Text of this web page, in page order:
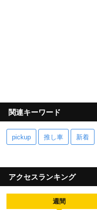
関連キーワード
pickup 推し車 新着
アクセスランキング
週間